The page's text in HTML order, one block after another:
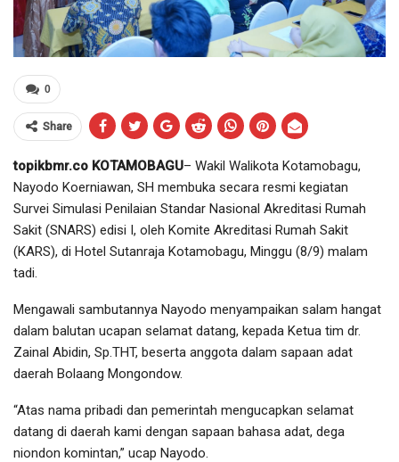
0
Share
topikbmr.co KOTAMOBAGU– Wakil Walikota Kotamobagu,
Nayodo Koerniawan, SH membuka secara resmi kegiatan
Survei Simulasi Penilaian Standar Nasional Akreditasi Rumah
Sakit (SNARS) edisi I, oleh Komite Akreditasi Rumah Sakit
(KARS), di Hotel Sutanraja Kotamobagu, Minggu (8/9) malam
tadi.
Mengawali sambutannya Nayodo menyampaikan salam hangat
dalam balutan ucapan selamat datang, kepada Ketua tim dr.
Zainal Abidin, Sp.THT, beserta anggota dalam sapaan adat
daerah Bolaang Mongondow.
“Atas nama pribadi dan pemerintah mengucapkan selamat
datang di daerah kami dengan sapaan bahasa adat, dega
niondon komintan,” ucap Nayodo.